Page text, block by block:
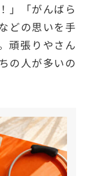
」「がんばら
どの思いを手
頑張りやさん
の人が多いの